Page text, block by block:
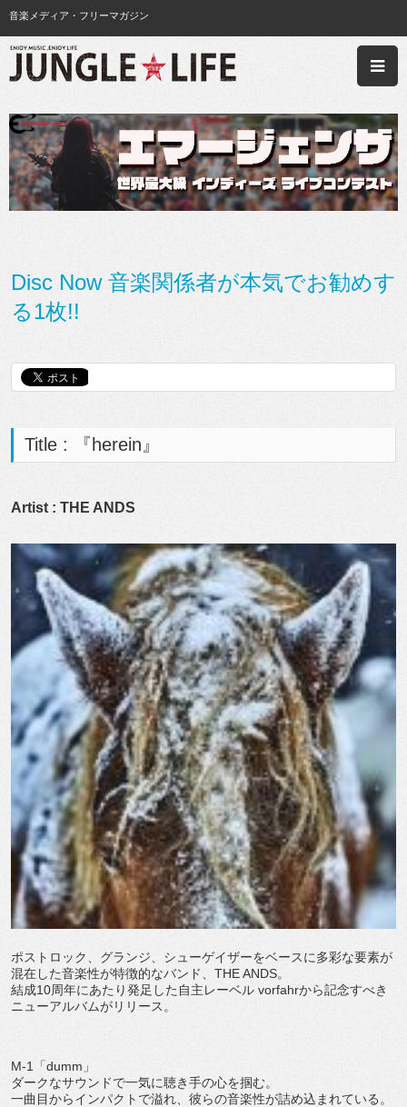
音楽メディア・フリーマガジン
Disc Now 音楽関係者が本気でお勧めす
る1枚!!
Title : 『herein』
Artist : THE ANDS
ポストロック、グランジ、シューゲイザーをベースに多彩な要素が
混在した音楽性が特徴的なバンド、THE ANDS。
結成10周年にあたり発足した自主レーベル vorfahrから記念すべき
ニューアルバムがリリース。
M-1「dumm」
ダークなサウンドで一気に聴き手の心を掴む。
一曲目からインパクトで溢れ、彼らの音楽性が詰め込まれている。